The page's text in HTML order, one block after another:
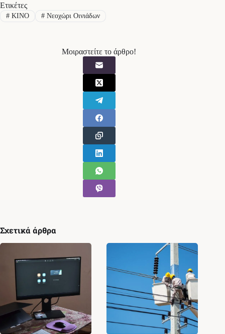
Ετικέτες
#ΚΙΝΟ #Νεοχώρι Οινιάδων
Μοιραστείτε το άρθρο!
Σχετικά άρθρα